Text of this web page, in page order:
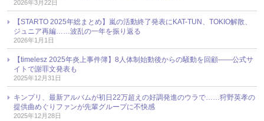
2026年3月22日
【STARTO 2025年総まとめ】嵐の活動終了発表にKAT-TUN、TOKIO解散、
ジュニア再編……波乱の一年を振り返る
2026年1月1日
【timelesz 2025年炎上事件簿】8人体制始動後からの騒動を回顧――公式サ
イトで謝罪文発表も
2025年12月31日
キンプリ、最新アルバムが初日22万超えの好調発進のウラで……狩野英孝の
提供曲めぐりファンが先輩グループに不快感
2025年12月28日